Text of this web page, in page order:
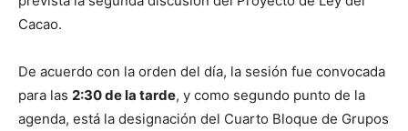
Cacao.
De acuerdo con la orden del día, la sesión fue convocada
para las 2:30 de la tarde, y como segundo punto de la
agenda, está la designación del Cuarto Bloque de Grupos